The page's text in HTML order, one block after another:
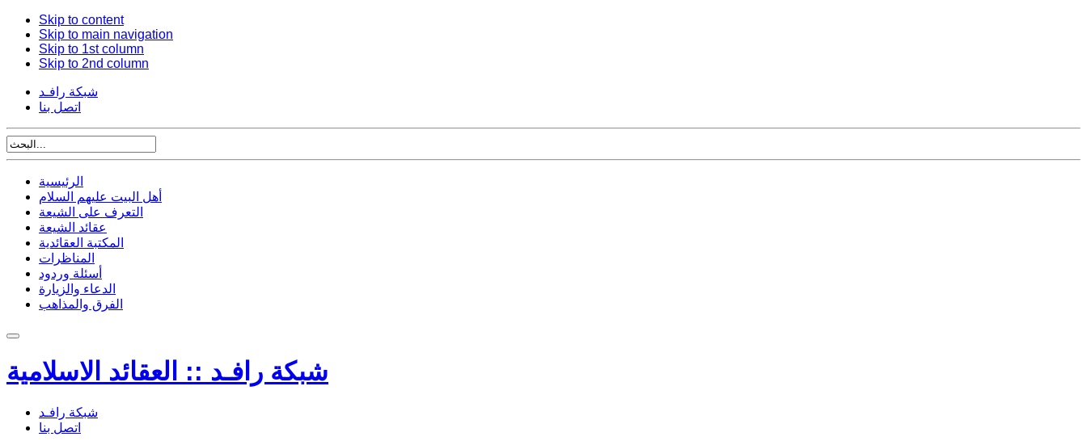
Skip to content
Skip to main navigation
Skip to 1st column
Skip to 2nd column
شبكة رافـد
اتصل بنا
الرئيسية
أهل البيت عليهم السلام
التعرف على الشيعة
عقائد الشيعة
المكتبة العقائدية
المناظرات
أسئلة وردود
الدعاء والزيارة
الفرق والمذاهب
شبكة رافـد :: العقائد الاسلامية
شبكة رافـد
اتصل بنا